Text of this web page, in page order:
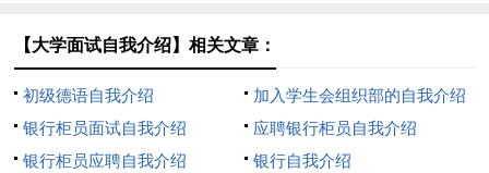
【大学面试自我介绍】相关文章：
初级德语自我介绍
加入学生会组织部的自我介绍
银行柜员面试自我介绍
应聘银行柜员自我介绍
银行柜员应聘自我介绍
银行自我介绍